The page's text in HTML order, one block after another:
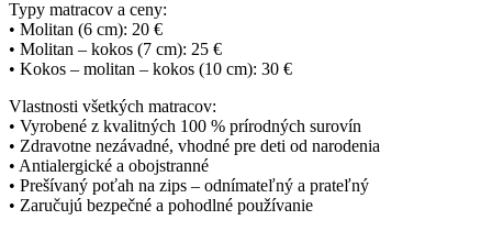
Typy matracov a ceny:
• Molitan (6 cm): 20 €
• Molitan – kokos (7 cm): 25 €
• Kokos – molitan – kokos (10 cm): 30 €
Vlastnosti všetkých matracov:
• Vyrobené z kvalitných 100 % prírodných surovín
• Zdravotne nezávadné, vhodné pre deti od narodenia
• Antialergické a obojstranné
• Prešívaný poťah na zips – odnímateľný a prateľný
• Zaručujú bezpečné a pohodlné používanie